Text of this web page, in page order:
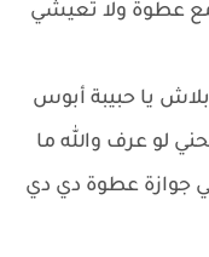
عطوة ولا تعيشي
يا حبيبة أبوس
لو عرف والله ما
جوازة عطوة دي دي